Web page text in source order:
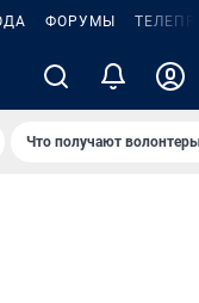
ФОРУМЫ
Что получают